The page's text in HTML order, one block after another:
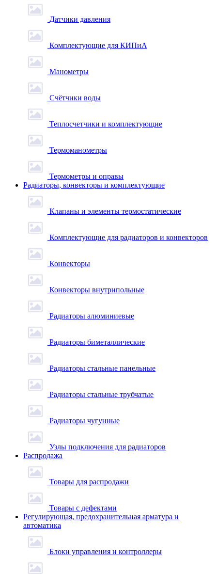
Датчики давления
Комплектующие для КИПиА
Манометры
Счётчики воды
Теплосчетчики и комплектующие
Термоманометры
Термометры и оправы
Радиаторы, конвекторы и комплектующие
Клапаны и элементы термостатические
Комплектующие для радиаторов и конвекторов
Конвекторы
Конвекторы внутрипольные
Радиаторы алюминиевые
Радиаторы биметаллические
Радиаторы стальные панельные
Радиаторы стальные трубчатые
Радиаторы чугунные
Узлы подключения для радиаторов
Распродажа
Товары для распродажи
Товары с дефектами
Регулирующая, предохранительная арматура и
автоматика
Блоки управления и контроллеры